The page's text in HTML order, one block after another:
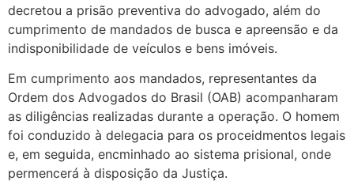
decretou a prisão preventiva do advogado, além do
cumprimento de mandados de busca e apreensão e da
indisponibilidade de veículos e bens imóveis.
Em cumprimento aos mandados, representantes da
Ordem dos Advogados do Brasil (OAB) acompanharam
as diligências realizadas durante a operação. O homem
foi conduzido à delegacia para os proceidmentos legais
e, em seguida, encminhado ao sistema prisional, onde
permencerá à disposição da Justiça.